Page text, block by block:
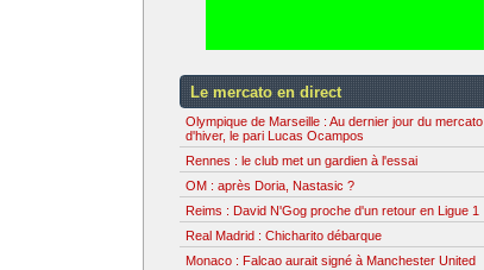
Le mercato en direct
Olympique de Marseille : Au dernier jour du mercato
d'hiver, le pari Lucas Ocampos
Rennes : le club met un gardien à l'essai
OM : après Doria, Nastasic ?
Reims : David N'Gog proche d'un retour en Ligue 1
Real Madrid : Chicharito débarque
Monaco : Falcao aurait signé à Manchester United